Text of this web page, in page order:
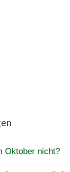
Oktober nicht?